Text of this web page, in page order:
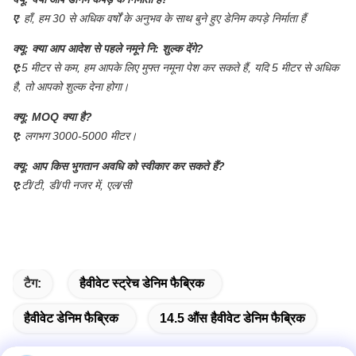
ए: हाँ, हम 30 से अधिक वर्षों के अनुभव के साथ बुने हुए डेनिम कपड़े निर्माता हैं
क्यू: क्या आप आदेश से पहले नमूने नि: शुल्क देंगे?
ए:5 मीटर से कम, हम आपके लिए मुफ्त नमूना पेश कर सकते हैं, यदि 5 मीटर से अधिक
है, तो आपको शुल्क देना होगा।
क्यू: MOQ क्या है?
ए: लगभग 3000-5000 मीटर।
क्यू: आप किस भुगतान अवधि को स्वीकार कर सकते हैं?
ए:टी/टी, डी/पी नजर में, एल/सी
टैग: हैवीवेट स्ट्रेच डेनिम फैब्रिक
हैवीवेट डेनिम फैब्रिक 14.5 औंस हैवीवेट डेनिम फैब्रिक